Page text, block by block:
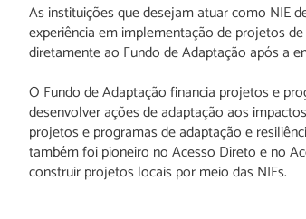
As instituições que desejam atuar como NIE
experiência em implementação de projetos
diretamente ao Fundo de Adaptação após a
O Fundo de Adaptação financia projetos e
desenvolver ações de adaptação aos
projetos e programas de adaptação e
também foi pioneiro no Acesso Direto e no
construir projetos locais por meio das NIEs.